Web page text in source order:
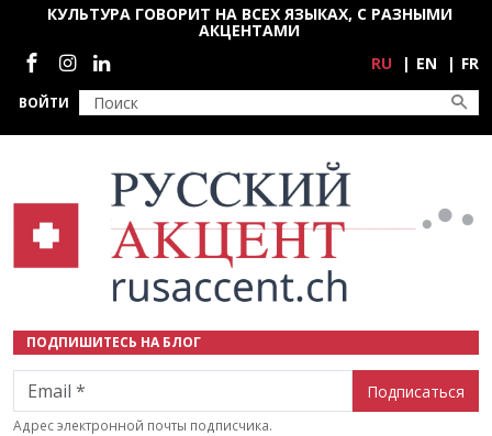
Перейти к основному содержанию
ВОЙТИ
КУЛЬТУРА ГОВОРИТ НА ВСЕХ ЯЗЫКАХ, С РАЗНЫМИ
АКЦЕНТАМИ
Социальные сети
RU EN FR
ПОДПИШИТЕСЬ НА БЛОГ
Email
Адрес электронной почты подписчика.